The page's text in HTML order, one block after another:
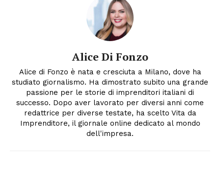
Alice Di Fonzo
Alice di Fonzo è nata e cresciuta a Milano, dove ha
studiato giornalismo. Ha dimostrato subito una grande
passione per le storie di imprenditori italiani di
successo. Dopo aver lavorato per diversi anni come
redattrice per diverse testate, ha scelto Vita da
Imprenditore, il giornale online dedicato al mondo
dell'impresa.